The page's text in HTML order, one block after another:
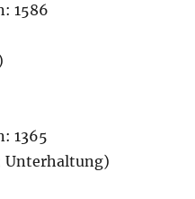
1586
1365
Unterhaltung)